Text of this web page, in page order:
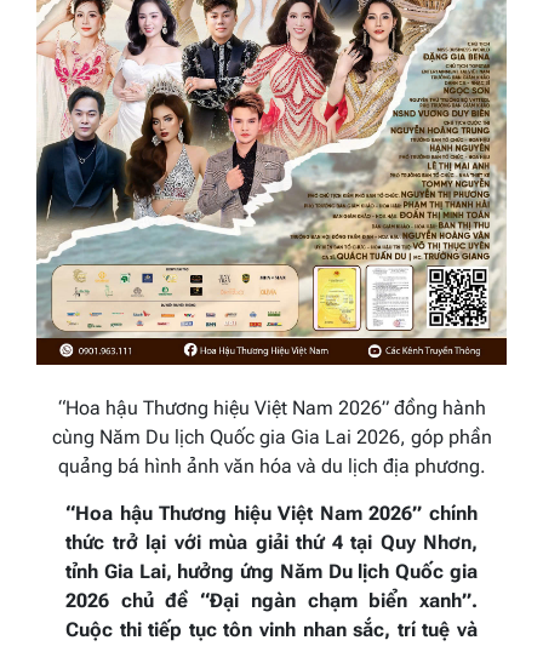
“Hoa hậu Thương hiệu Việt Nam 2026” đồng hành
cùng Năm Du lịch Quốc gia Gia Lai 2026, góp phần
quảng bá hình ảnh văn hóa và du lịch địa phương.
“Hoa hậu Thương hiệu Việt Nam 2026” chính
thức trở lại với mùa giải thứ 4 tại Quy Nhơn,
tỉnh Gia Lai, hưởng ứng Năm Du lịch Quốc gia
2026 chủ đề “Đại ngàn chạm biển xanh”.
Cuộc thi tiếp tục tôn vinh nhan sắc, trí tuệ và